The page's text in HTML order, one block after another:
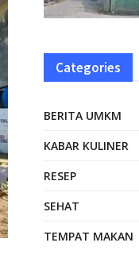
Categories
BERITA UMKM
KABAR KULINER
RESEP
SEHAT
TEMPAT MAKAN